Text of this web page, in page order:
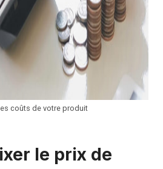
coûts de votre produit
le prix de